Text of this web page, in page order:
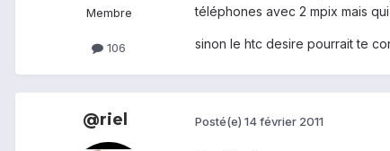
Membre
106
téléphones avec 2 mpix mais
sinon le htc desire pourrait te
@riel Posté(e) 14 février 2011